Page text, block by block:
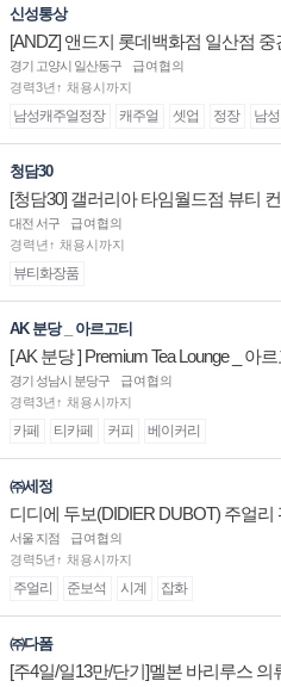
신성통상
[ANDZ] 앤드지 롯데백화점 일산점
경기 고양시 일산동구
급여협의
경력3년↑ 채용시까지
남성캐주얼정장 캐주얼 셋업 정장 남성
청담30
[청담30] 갤러리아 타임월드점 뷰티
채용
대전 서구
급여협의
경력년↑ 채용시까지
뷰티화장품
AK 분당 _ 아르고티
[ AK 분당 ] Premium Tea Lounge _ 아
경기 성남시 분당구
급여협의
경력3년↑ 채용시까지
카페 티카페 커피 베이커리
㈜세정
디디에 두보(DIDIER DUBOT) 주얼
서울 지점
급여협의
경력5년↑ 채용시까지
주얼리 준보석 시계 잡화
㈜다폼
[주4일/일13만/단기]멜본 바리루스 의